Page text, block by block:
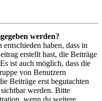
werden?
haben, dass in
erstellt hast, die Beiträge
ist auch möglich, dass die
von Benutzern
Beiträge erst begutachten
werden. Bitte
wenn du weitere